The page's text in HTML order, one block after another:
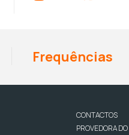
Frequências
CONTACTOS
PROVEDORA DO